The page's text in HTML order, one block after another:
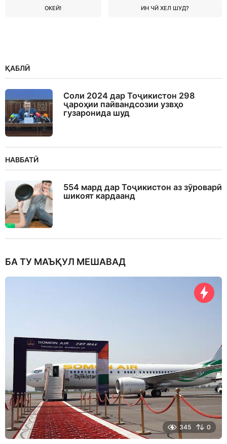
ОКЕЙ! ИН ЧӢ ХЕЛ ШУД?
ҚАБЛӢ
Соли 2024 дар Тоҷикистон 298
ҷароҳии пайвандсозии узвҳо
гузаронида шуд
НАВБАТӢ
554 мард дар Тоҷикистон аз зӯроварӣ
шикоят кардаанд
БА ТУ МАЪҚУЛ МЕШАВАД
345 0